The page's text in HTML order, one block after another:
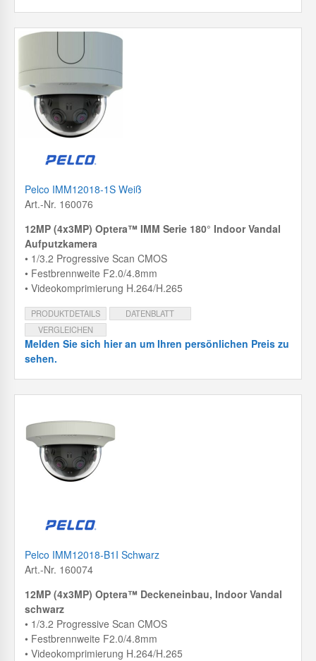
Pelco IMM12018-1S Weiß
Art.-Nr. 160076
12MP (4x3MP) Optera™ IMM Serie 180° Indoor Vandal
Aufputzkamera
• 1/3.2 Progressive Scan CMOS
• Festbrennweite F2.0/4.8mm
• Videokomprimierung H.264/H.265
PRODUKTDETAILS
DATENBLATT
VERGLEICHEN
Melden Sie sich hier an um Ihren persönlichen Preis zu
sehen.
Pelco IMM12018-B1I Schwarz
Art.-Nr. 160074
12MP (4x3MP) Optera™ Deckeneinbau, Indoor Vandal
schwarz
• 1/3.2 Progressive Scan CMOS
• Festbrennweite F2.0/4.8mm
• Videokomprimierung H.264/H.265